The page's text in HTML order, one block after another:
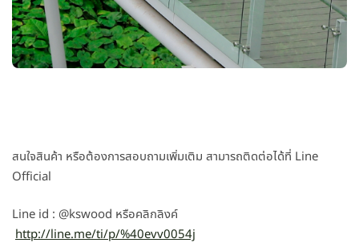
สนใจสินค้า หรือต้องการสอบถามเพิ่มเติม สามารถติดต่อได้ที่ Line
Official
Line id : @kswood หรือคลิกลิงค์
http://line.me/ti/p/%40evv0054j